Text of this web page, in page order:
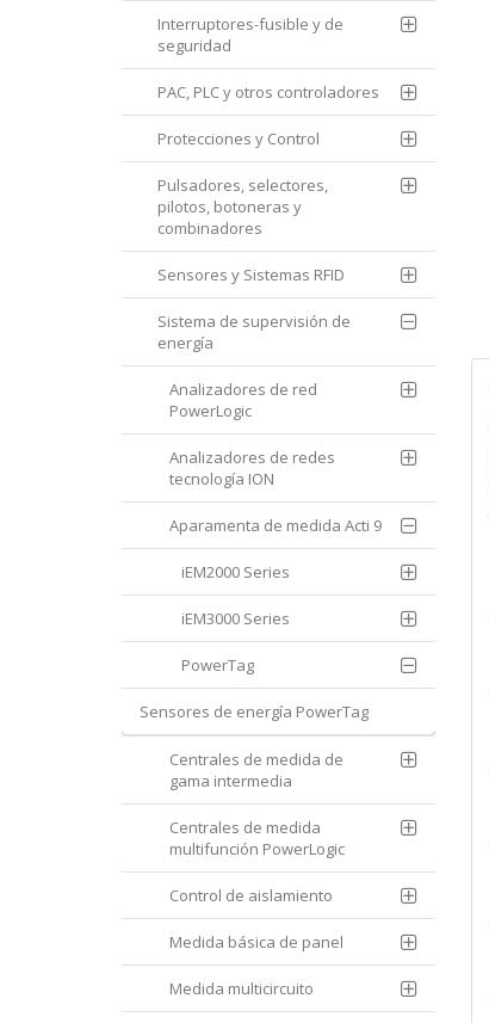
Interruptores-fusible y de
seguridad
PAC, PLC y otros controladores
Protecciones y Control
Pulsadores, selectores,
pilotos, botoneras y
combinadores
Sensores y Sistemas RFID
Sistema de supervisión de
energía
Analizadores de red
PowerLogic
Analizadores de redes
tecnología ION
Aparamenta de medida Acti 9
iEM2000 Series
iEM3000 Series
PowerTag
Sensores de energía PowerTag
Centrales de medida de
gama intermedia
Centrales de medida
multifunción PowerLogic
Control de aislamiento
Medida básica de panel
Medida multicircuito